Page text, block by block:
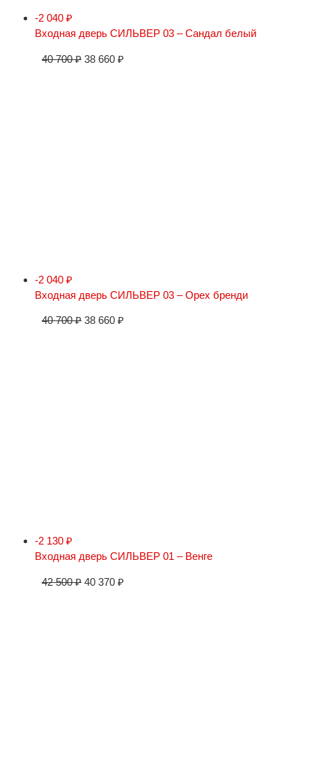
-2 040 ₽
Входная дверь СИЛЬВЕР 03 – Сандал белый
40 700₽ 38 660 ₽
-2 040 ₽
Входная дверь СИЛЬВЕР 03 – Орех бренди
40 700₽ 38 660 ₽
-2 130 ₽
Входная дверь СИЛЬВЕР 01 – Венге
42 500₽ 40 370 ₽